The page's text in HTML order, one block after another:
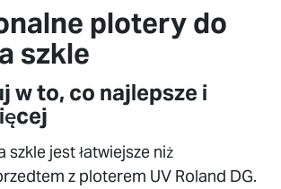
plotery do
szkle
w to, co najlepsze i
szkle jest łatwiejsze niż
z ploterem UV Roland DG.